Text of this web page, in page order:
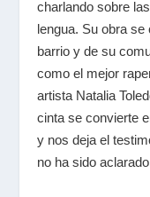
charlando sobre
lengua. Su obra
barrio y de su
como el mejor
artista Natalia
cinta se convierte
y nos deja el
no ha sido